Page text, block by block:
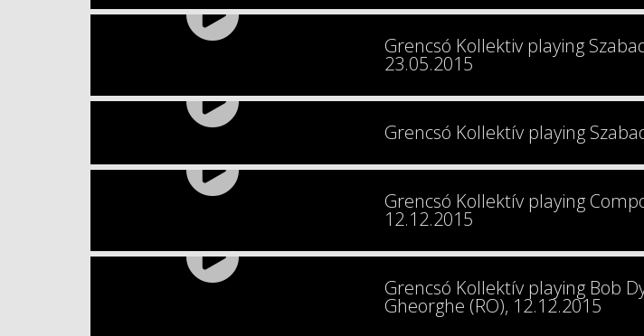
Grencsó Kollektiv playing
23.05.2015
Grencsó Kollektív playing
Grencsó Kollektív playing
12.12.2015
Grencsó Kollektív playing Bob
Gheorghe (RO), 12.12.2015